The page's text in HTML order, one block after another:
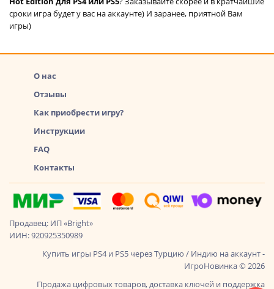
сроки игра будет у вас на аккаунте) И заранее, приятной Вам
игры)
О нас
Отзывы
Как приобрести игру?
Инструкции
FAQ
Контакты
Продавец: ИП «Bright»
ИИН: 920925350989
Купить игры PS4 и PS5 через Турцию / Индию на аккаунт -
ИгроНовинка © 2026
Продажа цифровых товаров, доставка ключей и поддержка